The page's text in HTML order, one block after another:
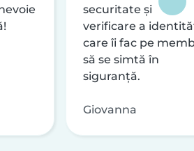
securitate și
verificare a
care îi fac pe
să se simtă în
siguranță.
Giovanna